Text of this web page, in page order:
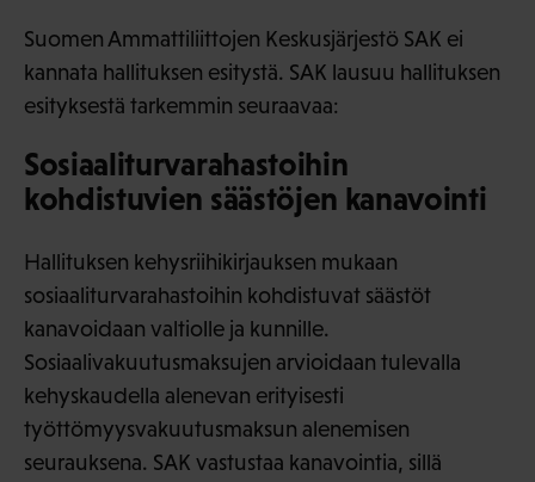
Suomen Ammattiliittojen Keskusjärjestö SAK ei
kannata hallituksen esitystä. SAK lausuu hallituksen
esityksestä tarkemmin seuraavaa:
Sosiaaliturvarahastoihin
kohdistuvien säästöjen kanavointi
Hallituksen kehysriihikirjauksen mukaan
sosiaaliturvarahastoihin kohdistuvat säästöt
kanavoidaan valtiolle ja kunnille.
Sosiaalivakuutusmaksujen arvioidaan tulevalla
kehyskaudella alenevan erityisesti
työttömyysvakuutusmaksun alenemisen
seurauksena. SAK vastustaa kanavointia, sillä